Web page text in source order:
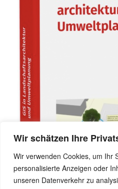
Wir schätzen Ihre
Wir verwenden Cookies, um Ihr
personalisierte Anzeigen oder
unseren Datenverkehr zu